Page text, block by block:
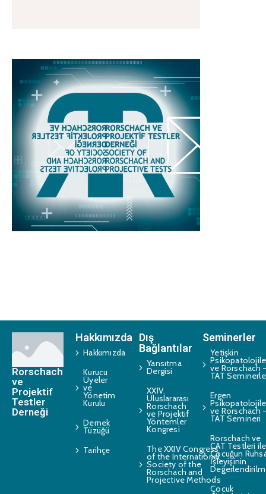
Rorschach
ve
Projektif
Testler
Derneği
Hakkımızda
Hakkımızda
Kurucu
Üyeler
ve
Yönetim
Kurulu
Dernek
Tüzüğü
Tarihçe
Dış
Bağlantılar
Yansıtma
Dergisi
XXIV.
Uluslararası
Rorschach
ve Projektif
Yöntemler
Kongresi
The XXIV Congress
of the International
Society of the
Rorschach and
Projective Methods
Seminerler
Yetişkin
ve Rorschach
TAT
Ergen
ve Rorschach
TAT Semineri
Rorschach ve
CAT Testleri ile
Çocuğun
İşleyişinin
Çocuk